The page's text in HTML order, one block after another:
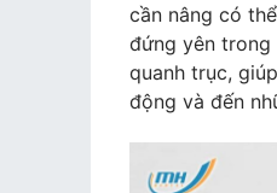
cần nâng có
đứng yên
quanh trục,
động và đến